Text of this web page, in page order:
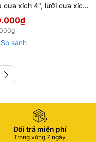
cưa xích 4", lưỡi cưa xích
gỉ siêu cứng lắp máy
cầm tay
Đổi trả miễn phí
Trong vòng 7 ngày